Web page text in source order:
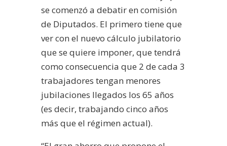
se comenzó a debatir en comisión
de Diputados. El primero tiene que
ver con el nuevo cálculo jubilatorio
que se quiere imponer, que tendrá
como consecuencia que 2 de cada 3
trabajadores tengan menores
jubilaciones llegados los 65 años
(es decir, trabajando cinco años
más que el régimen actual).